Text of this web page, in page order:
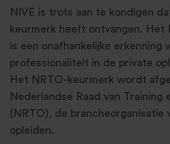
NIVE is trots aan te kondigen
keurmerk heeft ontvangen. Het
is een onafhankelijke erkenning
professionaliteit in de private
Het NRTO-keurmerk wordt
Nederlandse Raad van Training
(NRTO), de brancheorganisatie
opleiden.